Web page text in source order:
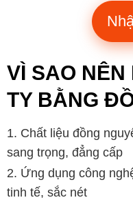
VÌ SAO NÊN
TY BẰNG
Chất liệu đồng
sang trọng, đẳng cấp
Ứng dụng công
tinh tế, sắc nét